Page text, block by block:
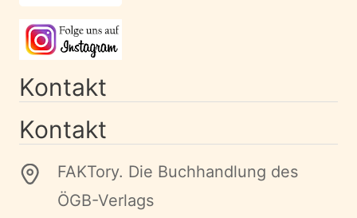
Kontakt
Kontakt
FAKTory. Die Buchhandlung des
ÖGB-Verlags